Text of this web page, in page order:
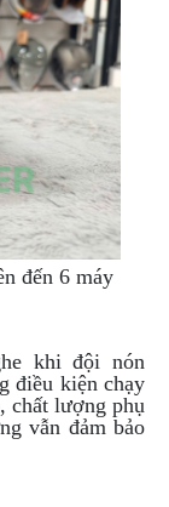
đến 6 máy
khi đội nón
điều kiện chạy
chất lượng phụ
vẫn đảm bảo